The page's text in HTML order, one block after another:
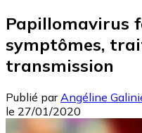
Papillomavirus
symptômes,
transmission
Publié par Angéline
le 27/01/2020